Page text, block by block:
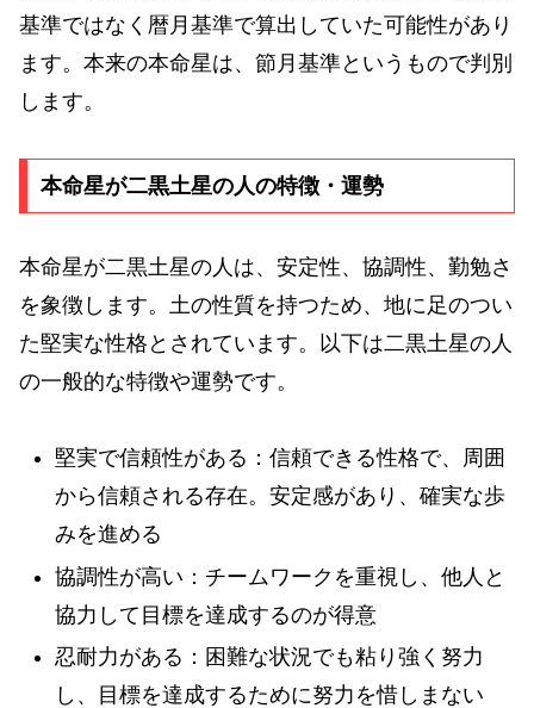
基準ではなく暦月基準で算出していた可能性があり
ます。本来の本命星は、節月基準というもので判別
します。
本命星が二黒土星の人の特徴・運勢
本命星が二黒土星の人は、安定性、協調性、勤勉さ
を象徴します。土の性質を持つため、地に足のつい
た堅実な性格とされています。以下は二黒土星の人
の一般的な特徴や運勢です。
堅実で信頼性がある：信頼できる性格で、周囲
から信頼される存在。安定感があり、確実な歩
みを進める
協調性が高い：チームワークを重視し、他人と
協力して目標を達成するのが得意
忍耐力がある：困難な状況でも粘り強く努力
し、目標を達成するために努力を惜しまない